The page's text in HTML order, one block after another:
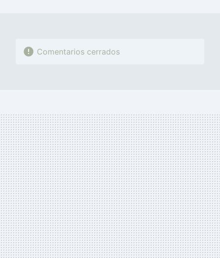
Comentarios cerrados